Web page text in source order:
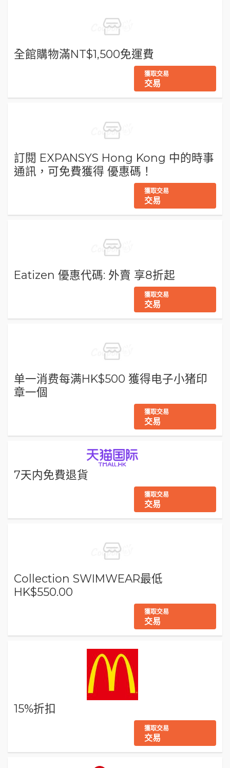
全館購物滿NT$1,500免運費
獲取交易
交易
訂閱 EXPANSYS Hong Kong 中的時事
通訊，可免費獲得 優惠碼！
獲取交易
交易
Eatizen 優惠代碼: 外賣 享8折起
獲取交易
交易
单一消费每满HK$500 獲得电子小猪印
章一個
獲取交易
交易
7天内免費退貨
獲取交易
交易
Collection SWIMWEAR最低
HK$550.00
獲取交易
交易
15%折扣
獲取交易
交易